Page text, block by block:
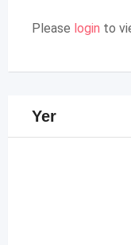
Please login to
Yer